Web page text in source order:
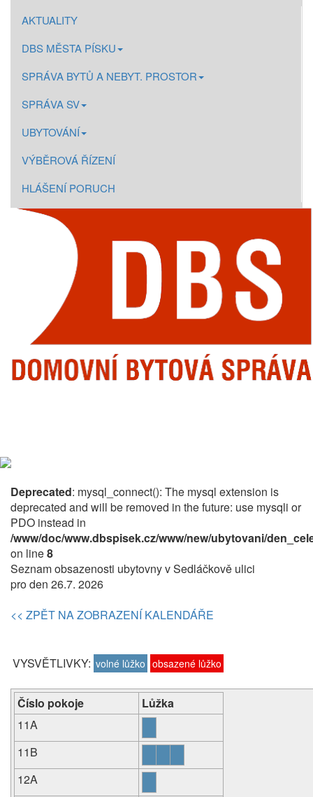
AKTUALITY
DBS MĚSTA PÍSKU
SPRÁVA BYTŮ A NEBYT. PROSTOR
SPRÁVA SV
UBYTOVÁNÍ
VÝBĚROVÁ ŘÍZENÍ
HLÁŠENÍ PORUCH
Deprecated: mysql_connect(): The mysql extension is
deprecated and will be removed in the future: use mysqli or
PDO instead in
/www/doc/www.dbspisek.cz/www/new/ubytovani/
on line8
Seznam obsazenosti ubytovny v Sedláčkově ulici
pro den 26.7. 2026
<< ZPĚT NA ZOBRAZENÍ KALENDÁŘE
VYSVĚTLIVKY: volné lůžko obsazené lůžko
Číslo pokoje
Lůžka
11A
11B
12A